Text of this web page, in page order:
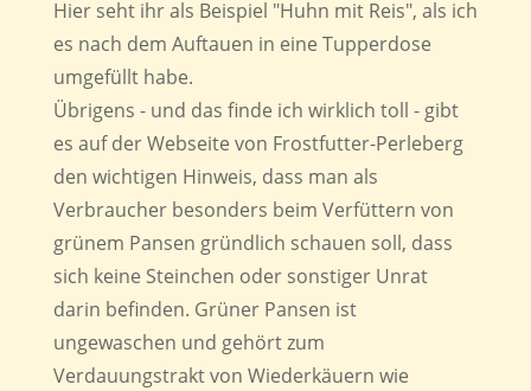
Hier seht ihr als Beispiel "Huhn mit Reis", als ich
es nach dem Auftauen in eine Tupperdose
umgefüllt habe.
Übrigens - und das finde ich wirklich toll - gibt
es auf der Webseite von Frostfutter-Perleberg
den wichtigen Hinweis, dass man als
Verbraucher besonders beim Verfüttern von
grünem Pansen gründlich schauen soll, dass
sich keine Steinchen oder sonstiger Unrat
darin befinden. Grüner Pansen ist
ungewaschen und gehört zum
Verdauungstrakt von Wiederkäuern wie